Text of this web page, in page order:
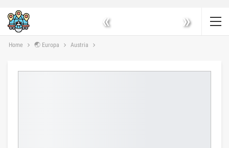
« »
Home 🌏 Europa Austria